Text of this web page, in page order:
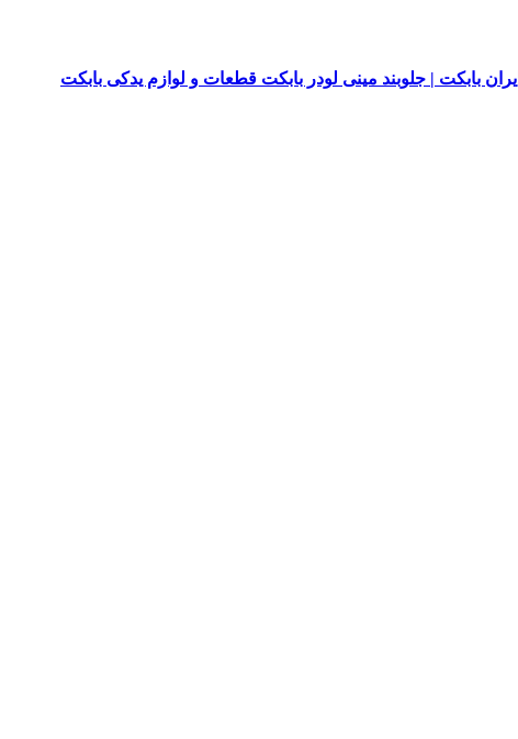
ایران بابکت | جلوبند مینی لودر بابکت قطعات و لوازم یدکی بابکت